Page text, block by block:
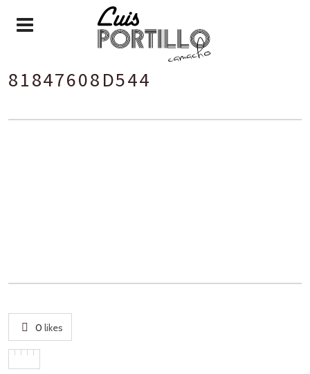
D4370CCC-A075-429D-BE01-
81847608D544
0 likes